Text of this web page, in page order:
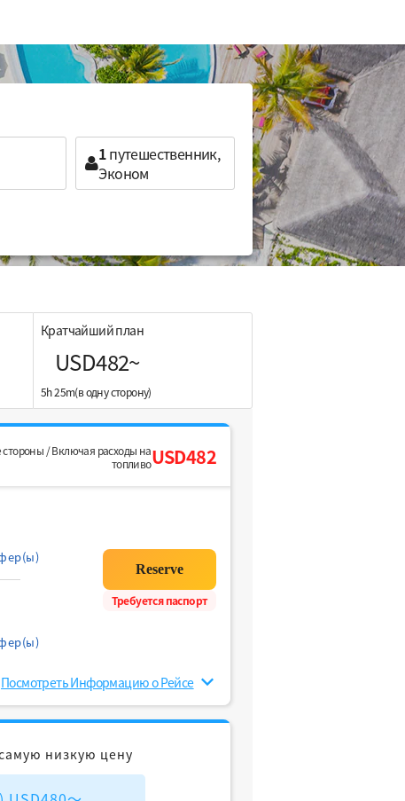
1путешественник,
Эконом
Кратчайший план
USD482~
5h 25m(в одну сторону)
стороны / Включая расходы на
топливоUSD482
Требуется паспорт
Посмотреть Информацию о Рейсе
низкую цену